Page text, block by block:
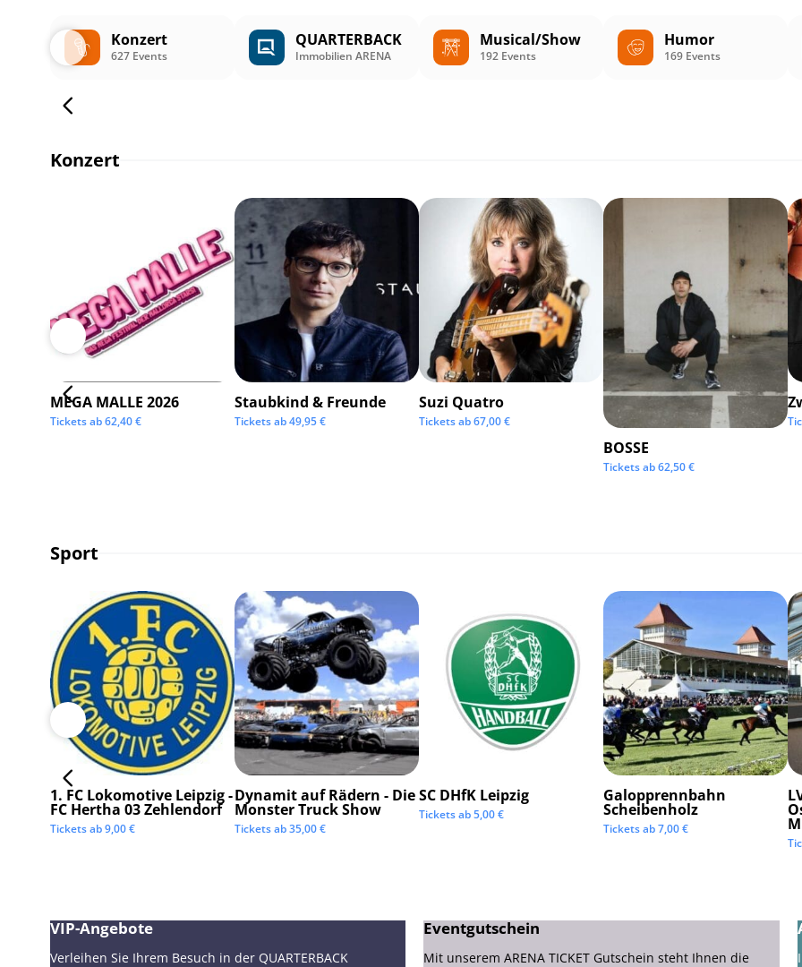
Konzert
627 Events
QUARTERBACK
Immobilien ARENA
Musical/Show
192 Events
Humor
169 Events
Konzert
MEGA MALLE 2026
Tickets ab62,40€
Staubkind & Freunde
Tickets ab49,95€
Suzi Quatro
Tickets ab67,00€
BOSSE
Tickets ab62,50€
Sport
1. FC Lokomotive Leipzig -
FC Hertha 03 Zehlendorf
Tickets ab9,00€
Dynamit auf Rädern - Die
Monster Truck Show
Tickets ab35,00€
SC DHfK Leipzig
Tickets ab5,00€
Galopprennbahn
Scheibenholz
Tickets ab7,00€
VIP-Angebote
Verleihen Sie Ihrem Besuch in der QUARTERBACK
Eventgutschein
Mit unserem ARENA TICKET Gutschein steht Ihnen die